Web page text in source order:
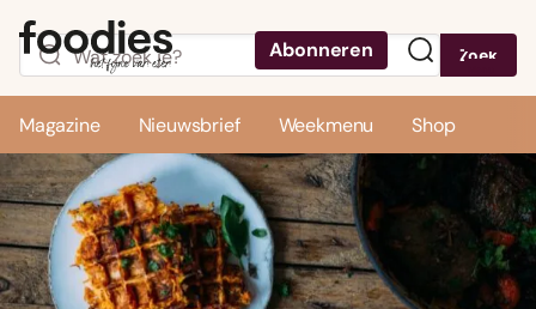
Abonneren Zoek
Magazine Nieuwsbrief Weekmenu Shop